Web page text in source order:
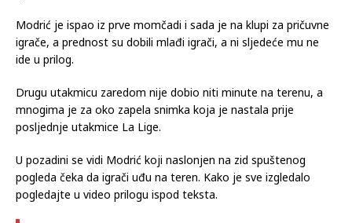
Modrić je ispao iz prve momčadi i sada je na klupi za pričuvne
igrače, a prednost su dobili mlađi igrači, a ni sljedeće mu ne
ide u prilog.
Drugu utakmicu zaredom nije dobio niti minute na terenu, a
mnogima je za oko zapela snimka koja je nastala prije
posljednje utakmice La Lige.
U pozadini se vidi Modrić koji naslonjen na zid spuštenog
pogleda čeka da igrači uđu na teren. Kako je sve izgledalo
pogledajte u video prilogu ispod teksta.